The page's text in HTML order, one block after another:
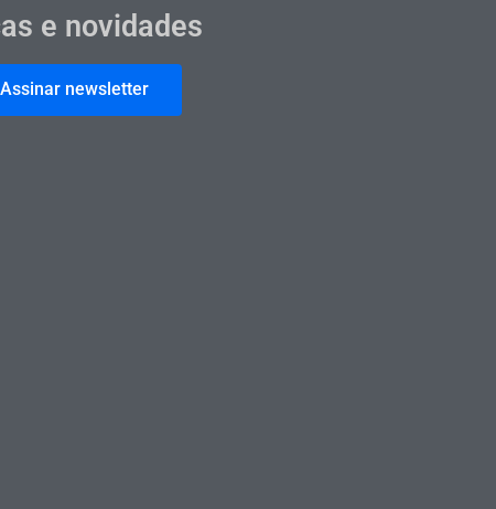
e novidades
Assinar newsletter